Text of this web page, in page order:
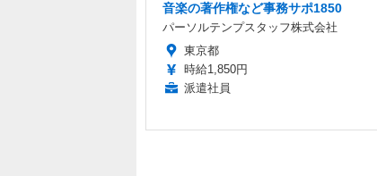
音楽の著作権など事務サポ1850
パーソルテンプスタッフ株式会社
東京都
時給1,850円
派遣社員